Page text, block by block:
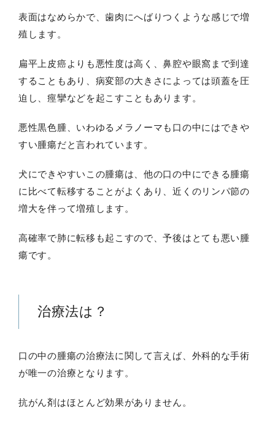
表面はなめらかで、歯肉にへばりつくような感じで増
殖します。
扁平上皮癌よりも悪性度は高く、鼻腔や眼窩まで到達
することもあり、病変部の大きさによっては頭蓋を圧
迫し、痙攣などを起こすこともあります。
悪性黒色腫、いわゆるメラノーマも口の中にはできや
すい腫瘍だと言われています。
犬にできやすいこの腫瘍は、他の口の中にできる腫瘍
に比べて転移することがよくあり、近くのリンパ節の
増大を伴って増殖します。
高確率で肺に転移も起こすので、予後はとても悪い腫
瘍です。
治療法は？
口の中の腫瘍の治療法に関して言えば、外科的な手術
が唯一の治療となります。
抗がん剤はほとんど効果がありません。